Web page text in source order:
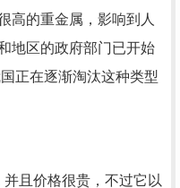
高的重金属，影响到人
地区的政府部门已开始
正在逐渐淘汰这种类型
且价格很贵，不过它以